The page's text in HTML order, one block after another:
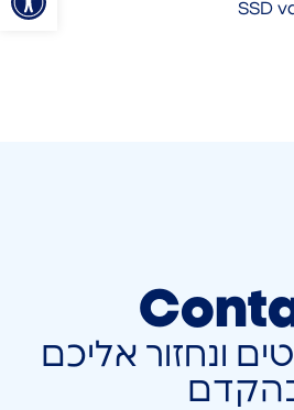
SSD
ונחזור אליכם